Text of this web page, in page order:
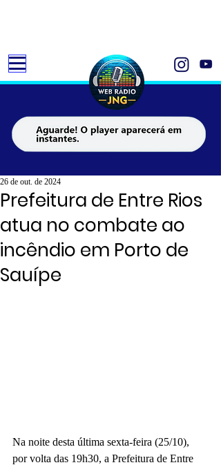
Prefeitura de Entre Rios
atua no combate ao
incêndio em Porto de
Sauípe
26 de out. de 2024
Na noite desta última sexta-feira (25/10),
por volta das 19h30, a Prefeitura de Entre